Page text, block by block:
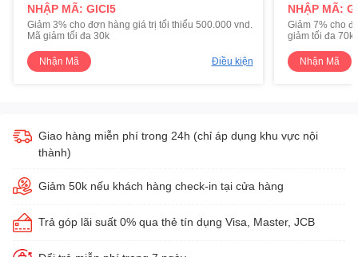
NHẬP MÃ: GICI5
Giảm 3% cho đơn hàng giá trị tối thiểu 500.000 vnd.
Mã giảm tối đa 30k
Nhận Mã Điều kiện
NHẬP MÃ:
Giảm 7% cho
giảm tối đa 70k
Nhận Mã
Giao hàng miễn phí trong 24h (chỉ áp dụng khu vực nội
thành)
Giảm 50k nếu khách hàng check-in tại cửa hàng
Trả góp lãi suất 0% qua thẻ tín dụng Visa, Master, JCB